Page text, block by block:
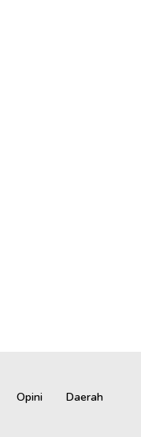
Opini Daerah